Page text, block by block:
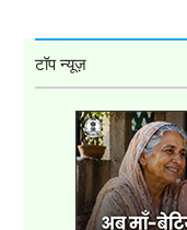
टॉप न्यूज़